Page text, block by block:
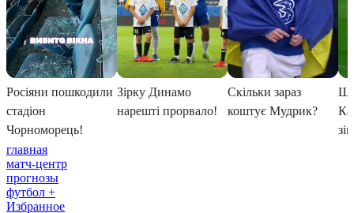
главная
матч-центр
прогнозы
футбол +
Избранное